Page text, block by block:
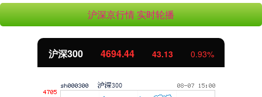
沪深京行情 实时轮播
沪深300 4694.44 43.13 0.93%